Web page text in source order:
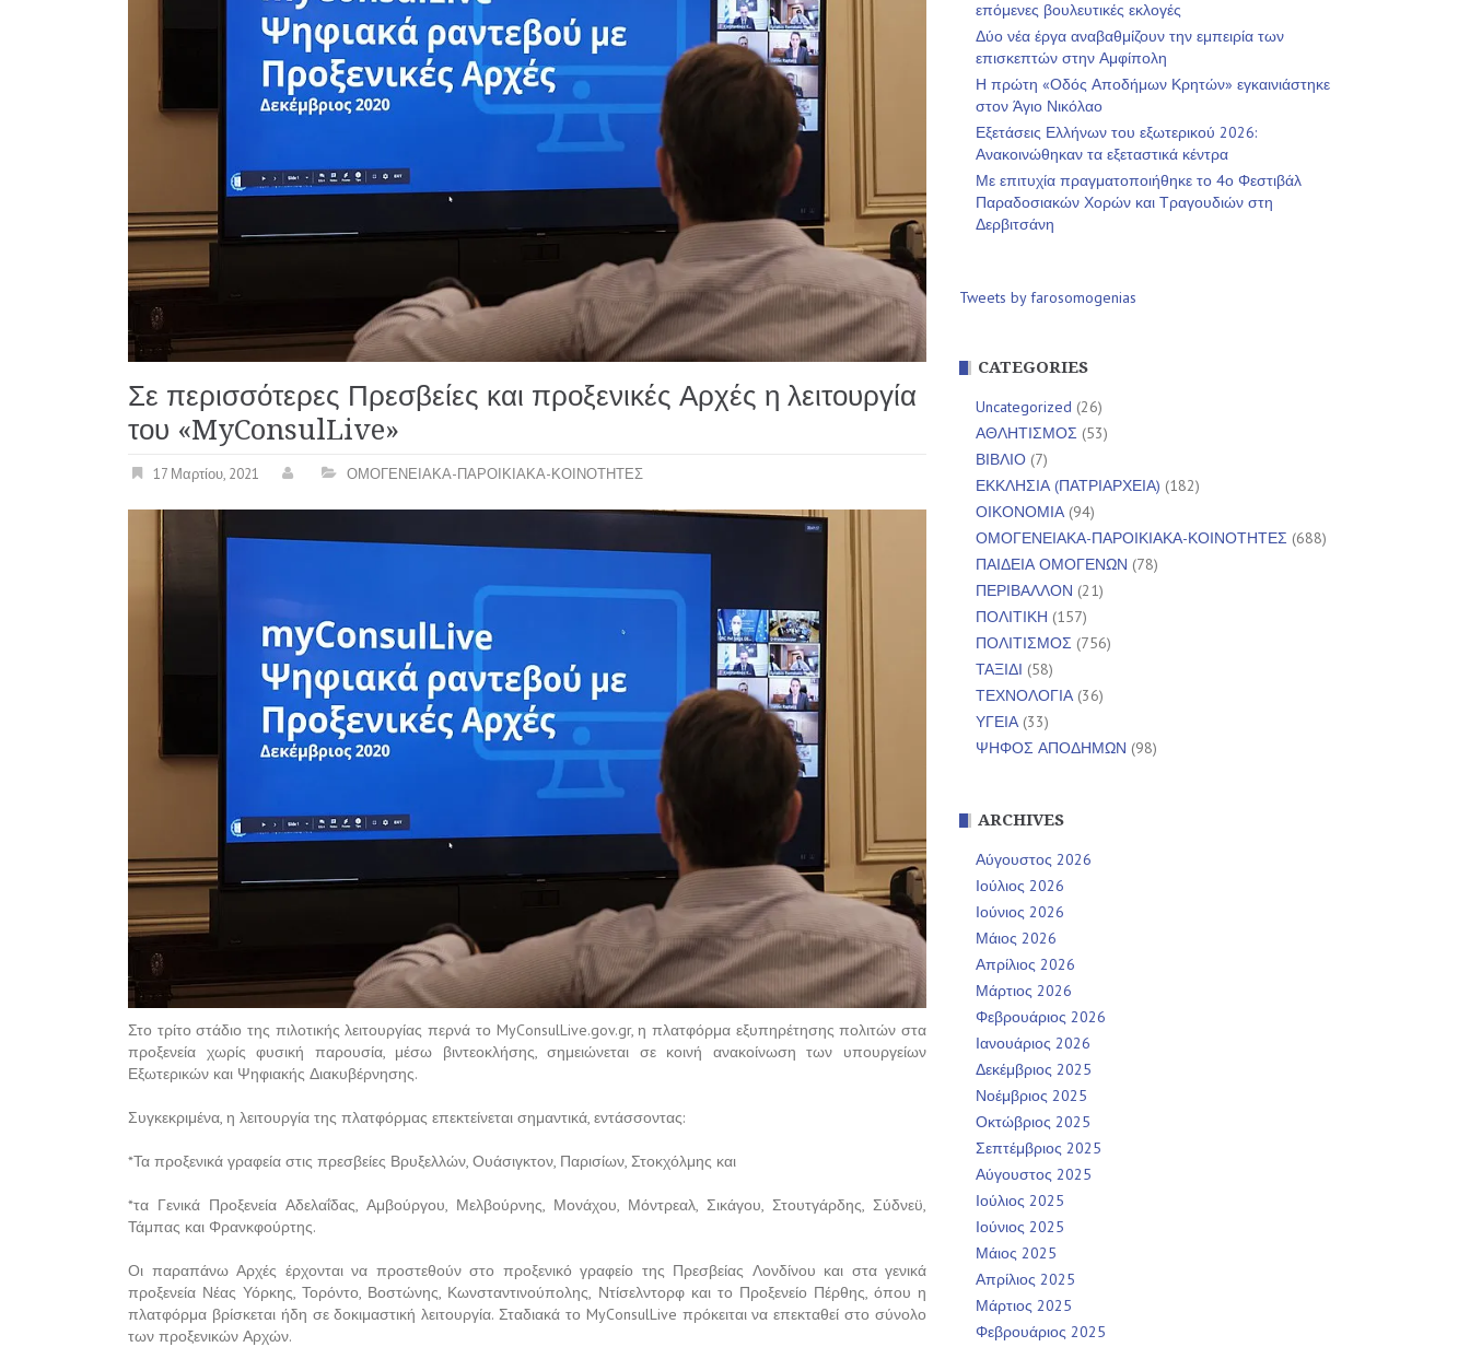
Σε περισσότερες Πρεσβείες και προξενικές Αρχές η λειτουργία
του «MyConsulLive»
17 Μαρτίου, 2021 ΟΜΟΓΕΝΕΙΑΚΑ-ΠΑΡΟΙΚΙΑΚΑ-ΚΟΙΝΟΤΗΤΕΣ
Στο τρίτο στάδιο της πιλοτικής λειτουργίας περνά το MyConsulLive.gov.gr, η πλατφόρμα εξυπηρέτησης πολιτών στα
προξενεία χωρίς φυσική παρουσία, μέσω βιντεοκλήσης, σημειώνεται σε κοινή ανακοίνωση των υπουργείων
Εξωτερικών και Ψηφιακής Διακυβέρνησης.
Συγκεκριμένα, η λειτουργία της πλατφόρμας επεκτείνεται σημαντικά, εντάσσοντας:
*Τα προξενικά γραφεία στις πρεσβείες Βρυξελλών, Ουάσιγκτον, Παρισίων, Στοκχόλμης και
*τα Γενικά Προξενεία Αδελαΐδας, Αμβούργου, Μελβούρνης, Μονάχου, Μόντρεαλ, Σικάγου, Στουτγάρδης, Σύδνεϋ,
Τάμπας και Φρανκφούρτης.
Οι παραπάνω Αρχές έρχονται να προστεθούν στο προξενικό γραφείο της Πρεσβείας Λονδίνου και στα γενικά
προξενεία Νέας Υόρκης, Τορόντο, Βοστώνης, Κωνσταντινούπολης, Ντίσελντορφ και το Προξενείο Πέρθης, όπου η
πλατφόρμα βρίσκεται ήδη σε δοκιμαστική λειτουργία. Σταδιακά το MyConsulLive πρόκειται να επεκταθεί στο σύνολο
των προξενικών Αρχών.
επόμενες βουλευτικές εκλογές
Δύο νέα έργα αναβαθμίζουν την εμπειρία των
επισκεπτών στην Αμφίπολη
Η πρώτη «Οδός Αποδήμων Κρητών» εγκαινιάστηκε
στον Άγιο Νικόλαο
Εξετάσεις Ελλήνων του εξωτερικού 2026:
Ανακοινώθηκαν τα εξεταστικά κέντρα
Με επιτυχία πραγματοποιήθηκε το 4ο Φεστιβάλ
Παραδοσιακών Χορών και Τραγουδιών στη
Δερβιτσάνη
Tweets by farosomogenias
CATEGORIES
Uncategorized (26)
ΑΘΛΗΤΙΣΜΟΣ (53)
ΒΙΒΛΙΟ (7)
ΕΚΚΛΗΣΙΑ (ΠΑΤΡΙΑΡΧΕΙΑ) (182)
ΟΙΚΟΝΟΜΙΑ(94)
ΟΜΟΓΕΝΕΙΑΚΑ-ΠΑΡΟΙΚΙΑΚΑ-ΚΟΙΝΟΤΗΤΕΣ (688)
ΠΑΙΔΕΙΑ ΟΜΟΓΕΝΩΝ (78)
ΠΕΡΙΒΑΛΛΟΝ (21)
ΠΟΛΙΤΙΚΗ (157)
ΠΟΛΙΤΙΣΜΟΣ (756)
ΤΑΞΙΔΙ (58)
ΤΕΧΝΟΛΟΓΙΑ(36)
ΥΓΕΙΑ(33)
ΨΗΦΟΣ ΑΠΟΔΗΜΩΝ (98)
ARCHIVES
Αύγουστος 2026
Ιούλιος 2026
Ιούνιος 2026
Μάιος 2026
Απρίλιος 2026
Μάρτιος 2026
Φεβρουάριος 2026
Ιανουάριος 2026
Δεκέμβριος 2025
Νοέμβριος 2025
Οκτώβριος 2025
Σεπτέμβριος 2025
Αύγουστος 2025
Ιούλιος 2025
Ιούνιος 2025
Μάιος 2025
Απρίλιος 2025
Μάρτιος 2025
Φεβρουάριος 2025